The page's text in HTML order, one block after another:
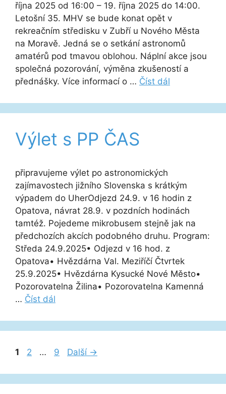
října 2025 od 16:00 – 19. října 2025 do 14:00.
Letošní 35. MHV se bude konat opět v
rekreačním středisku v Zubří u Nového Města
na Moravě. Jedná se o setkání astronomů
amatérů pod tmavou oblohou. Náplní akce jsou
společná pozorování, výměna zkušeností a
přednášky. Více informací o … Číst dál
Výlet s PP ČAS
připravujeme výlet po astronomických
zajímavostech jižního Slovenska s krátkým
výpadem do UherOdjezd 24.9. v 16 hodin z
Opatova, návrat 28.9. v pozdních hodinách
tamtéž. Pojedeme mikrobusem stejně jak na
předchozích akcích podobného druhu. Program:
Středa 24.9.2025• Odjezd v 16 hod. z
Opatova• Hvězdárna Val. Meziříčí Čtvrtek
25.9.2025• Hvězdárna Kysucké Nové Město•
Pozorovatelna Žilina• Pozorovatelna Kamenná
… Číst dál
Stránka
1 Stránka
2 … Stránka
9 Další →